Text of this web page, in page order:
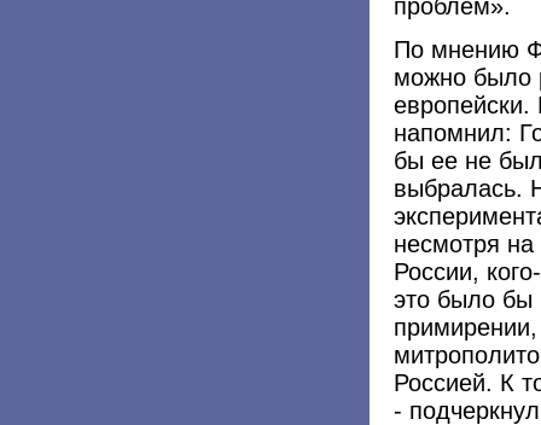
проблем».
По мнению
можно было
европейски.
напомнил:
бы ее не
выбралась.
несмотря
России,
это было бы
Россией. К
-